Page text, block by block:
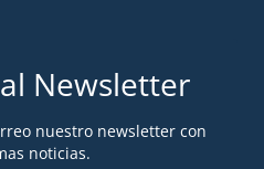
Newsletter
nuestro newsletter con
noticias.